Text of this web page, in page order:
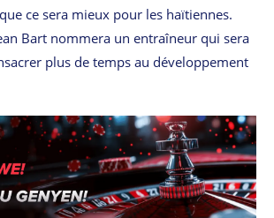
ce sera mieux pour les haïtiennes.
Bart nommera un entraîneur qui sera
plus de temps au développement